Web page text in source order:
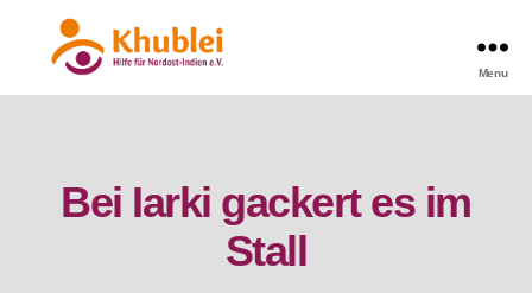
Khublei
Menu
Bei Iarki gackert es im
Stall